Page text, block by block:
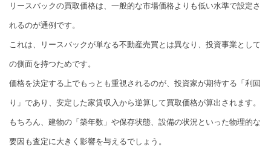
リースバックの買取価格は、一般的な市場価格よりも低い水準で設定さ
れるのが通例です。
これは、リースバックが単なる不動産売買とは異なり、投資事業として
の側面を持つためです。
価格を決定する上でもっとも重視されるのが、投資家が期待する「利回
り」であり、安定した家賃収入から逆算して買取価格が算出されます。
もちろん、建物の「築年数」や保存状態、設備の状況といった物理的な
要因も査定に大きく影響を与えるでしょう。